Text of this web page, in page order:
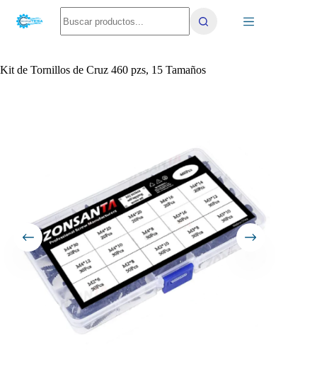
contenido
results
Kit de Tornillos de Cruz 460 pzs, 15 Tamaños